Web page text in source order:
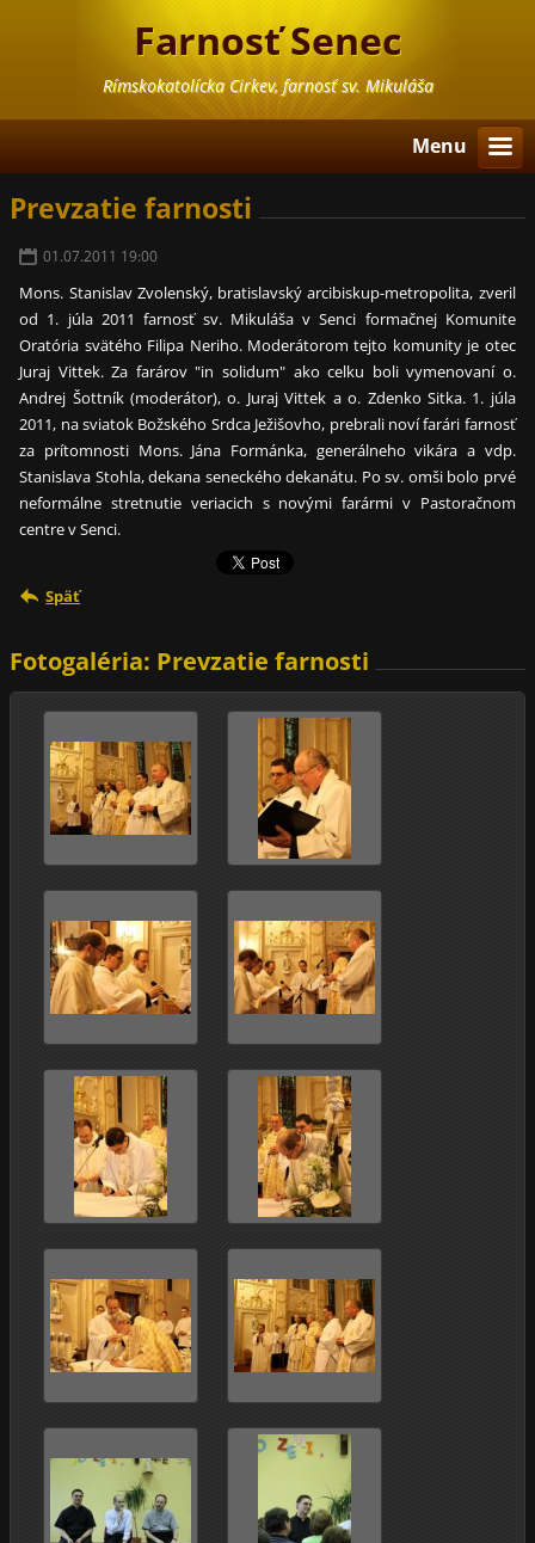
Farnosť Senec
Rímskokatolícka Cirkev, farnosť sv. Mikuláša
Menu
Prevzatie farnosti
01.07.2011 19:00
Mons. Stanislav Zvolenský, bratislavský arcibiskup-metropolita, zveril
od 1. júla 2011 farnosť sv. Mikuláša v Senci formačnej Komunite
Oratória svätého Filipa Neriho. Moderátorom tejto komunity je otec
Juraj Vittek. Za farárov "in solidum" ako celku boli vymenovaní o.
Andrej Šottník (moderátor), o. Juraj Vittek a o. Zdenko Sitka. 1. júla
2011, na sviatok Božského Srdca Ježišovho, prebrali noví farári farnosť
za prítomnosti Mons. Jána Formánka, generálneho vikára a vdp.
Stanislava Stohla, dekana seneckého dekanátu. Po sv. omši bolo prvé
neformálne stretnutie veriacich s novými farármi v Pastoračnom
centre v Senci.
Späť
Fotogaléria: Prevzatie farnosti